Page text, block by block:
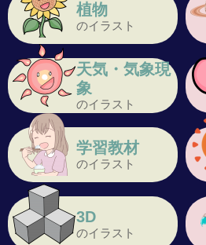
植物
のイラスト
天気・気象現
象
のイラスト
学習教材
のイラスト
3D
のイラスト